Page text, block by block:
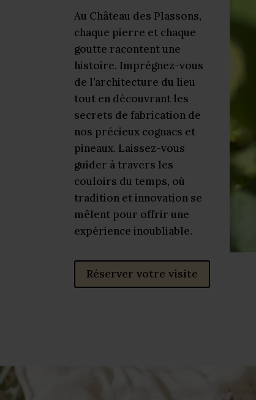
Au Château des Plassons,
chaque pierre et chaque
goutte racontent une
histoire. Imprégnez-vous
de l’architecture du lieu
tout en découvrant les
secrets de fabrication de
nos précieux cognacs et
pineaux. Laissez-vous
guider à travers les
couloirs du temps, où
tradition et innovation se
mêlent pour offrir une
expérience inoubliable.
Réserver votre visite